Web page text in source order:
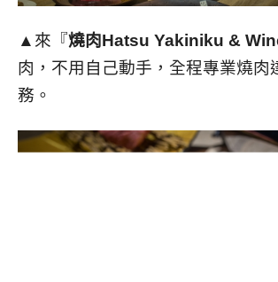
▲來『燒肉Hatsu Yakiniku &
肉，不用自己動手，全程專業燒肉
務。